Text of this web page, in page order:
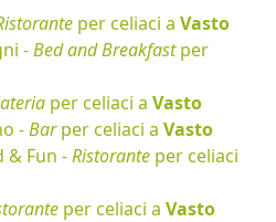
per celiaci a Vasto
-Bed and Breakfastper
per celiaci a Vasto
-Barper celiaci a Vasto
& Fun -Ristorante per celiaci
per celiaci a Vasto